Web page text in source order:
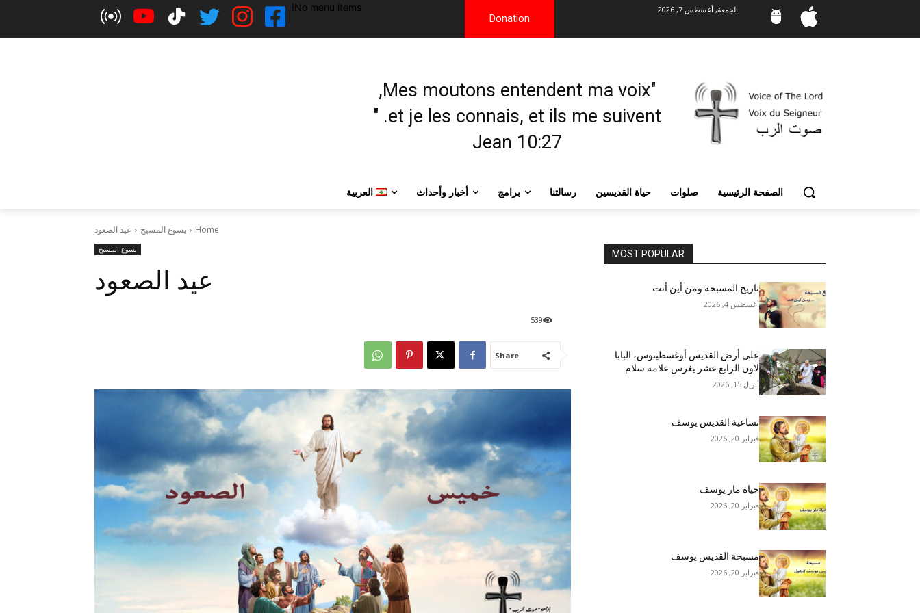
الجمعة, أغسطس 7, 2026
Donation
No menu items!
"Mes moutons entendent ma voix,
et je les connais, et ils me suivent. "
Jean 10:27
الصفحة الرئيسية صلوات حياة القديسين رسالتنا برامج أخبار وأحداث العربية
Home يسوع المسيح عيد الصعود
يسوع المسيح
عيد الصعود
539
Share
MOST POPULAR
تاريخ المسبحة ومن أين أتت
أغسطس 4, 2026
على أرض القديس أوغسطينوس، البابا
لاون الرابع عشر يغرس علامة سلام
أبريل 15, 2026
تساعية القديس يوسف
فبراير 20, 2026
حياة مار يوسف
فبراير 20, 2026
مسبحة القديس يوسف
فبراير 20, 2026